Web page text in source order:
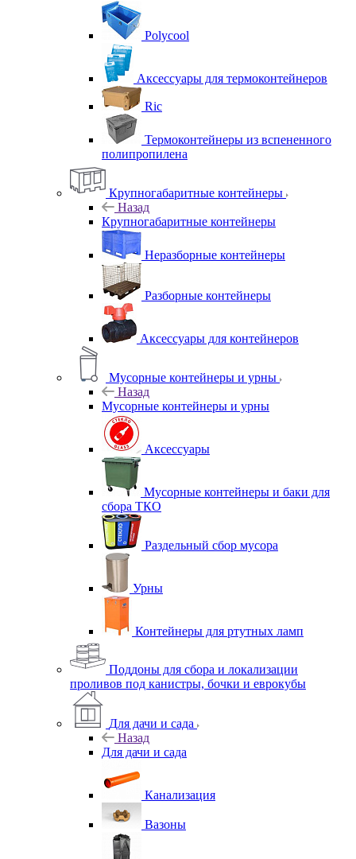
Polycool
Аксессуары для термоконтейнеров
Ric
Термоконтейнеры из вспененного
полипропилена
Крупногабаритные контейнеры
Назад
Крупногабаритные контейнеры
Неразборные контейнеры
Разборные контейнеры
Аксессуары для контейнеров
Мусорные контейнеры и урны
Назад
Мусорные контейнеры и урны
Аксессуары
Мусорные контейнеры и баки для
сбора ТКО
Раздельный сбор мусора
Урны
Контейнеры для ртутных ламп
Поддоны для сбора и локализации
проливов под канистры, бочки и еврокубы
Для дачи и сада
Назад
Для дачи и сада
Канализация
Вазоны